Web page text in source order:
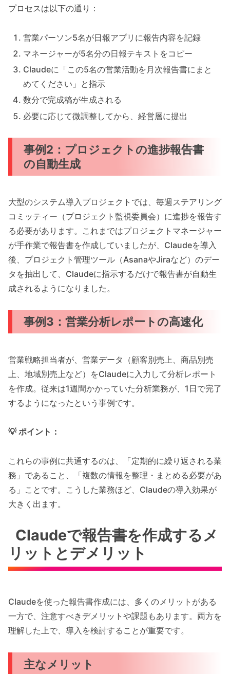
プロセスは以下の通り：
営業パーソン5名が日報アプリに報告内容を記録
マネージャーが5名分の日報テキストをコピー
Claudeに「この5名の営業活動を月次報告書にまと
めてください」と指示
数分で完成稿が生成される
必要に応じて微調整してから、経営層に提出
事例2：プロジェクトの進捗報告書
の自動生成
大型のシステム導入プロジェクトでは、毎週ステアリング
コミッティー（プロジェクト監視委員会）に進捗を報告す
る必要があります。これまではプロジェクトマネージャー
が手作業で報告書を作成していましたが、Claudeを導入
後、プロジェクト管理ツール（AsanaやJiraなど）のデー
タを抽出して、Claudeに指示するだけで報告書が自動生
成されるようになりました。
事例3：営業分析レポートの高速化
営業戦略担当者が、営業データ（顧客別売上、商品別売
上、地域別売上など）をClaudeに入力して分析レポート
を作成。従来は1週間かかっていた分析業務が、1日で完了
するようになったという事例です。
💡 ポイント：
これらの事例に共通するのは、「定期的に繰り返される業
務」であること、「複数の情報を整理・まとめる必要があ
る」ことです。こうした業務ほど、Claudeの導入効果が
大きく出ます。
Claudeで報告書を作成するメ
リットとデメリット
Claudeを使った報告書作成には、多くのメリットがある
一方で、注意すべきデメリットや課題もあります。両方を
理解した上で、導入を検討することが重要です。
主なメリット